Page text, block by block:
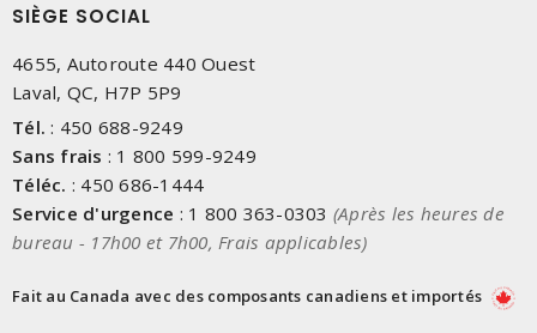
SIÈGE SOCIAL
4655, Autoroute 440 Ouest
Laval, QC, H7P 5P9
Tél. : 450 688-9249
Sans frais : 1 800 599-9249
Téléc. : 450 686-1444
Service d'urgence : 1 800 363-0303 (Après les heures de
bureau - 17h00 et 7h00, Frais applicables)
Fait au Canada avec des composants canadiens et importés